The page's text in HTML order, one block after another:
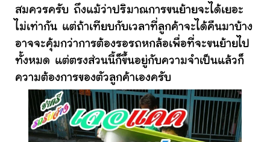
สมควรครับ ถึงแม้ว่าปริมาณการขนย้ายจะได้เยอะ
ไม่เท่ากัน แต่ถ้าเทียบกับเวลาที่ลูกค้าจะได้คืนมาบ้าง
อาจจะคุ้มกว่าการต้องรอรถหกล้อเพื่อที่จะขนย้ายไป
ทั้งหมด แต่ตรงส่วนนี้ก็ขึ้นอยู่กับความจำเป็นแล้วก็
ความต้องการของตัวลูกค้าเองครับ